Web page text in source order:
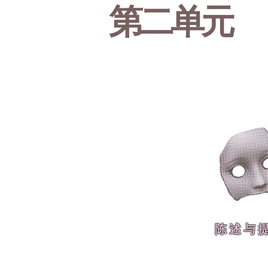
第二单元
陈述与